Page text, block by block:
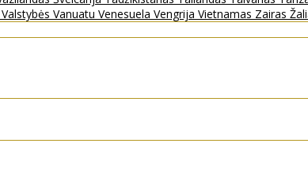
Vanuatu Venesuela Vengrija Vietnamas Zairas